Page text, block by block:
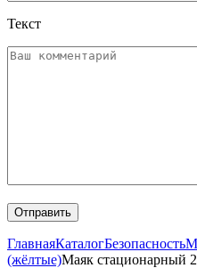
Текст
ГлавнаяКаталогБезопасность
(жёлтые)Маяк стационарный